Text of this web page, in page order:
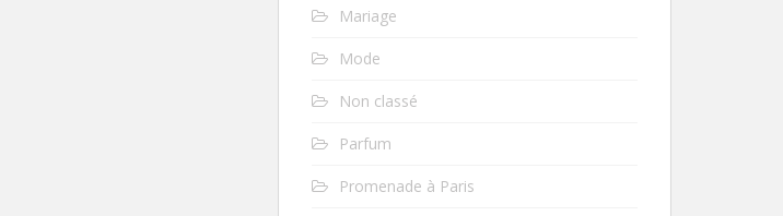
Mariage
Mode
Non classé
Parfum
Promenade à Paris